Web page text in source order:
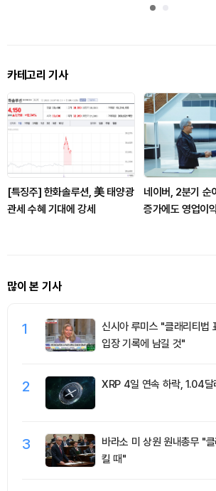
카테고리 기사
[특징주] 한화솔루션, 美 태양광
관세 수혜 기대에 강세
네이버, 2분기
증가에도 영업이
많이 본 기사
1
신시아 루미스 "클래리티법
입장 기록에 남길 것"
2 XRP 4일 연속 하락, 1.04달
3
바라소 미 상원 원내총무 "
킬 때"